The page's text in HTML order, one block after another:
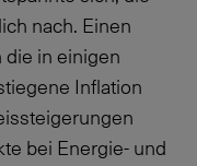
nach. Einen
in einigen
Inflation
bei Energie- und